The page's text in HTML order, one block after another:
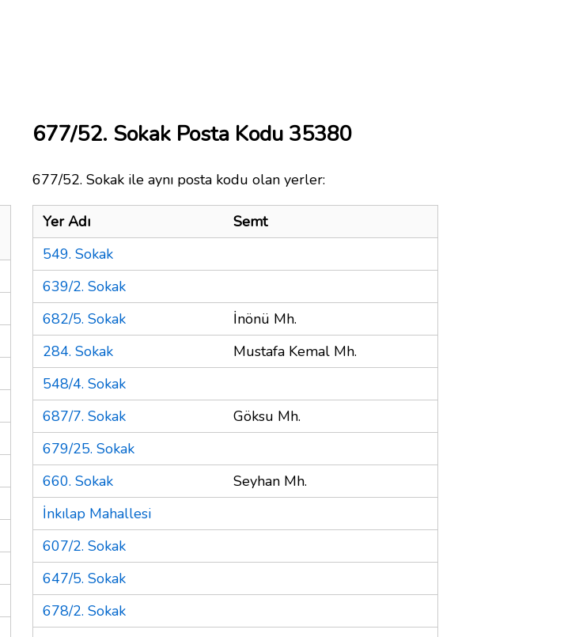
677/52. Sokak Posta Kodu 35380
677/52. Sokak ile aynı posta kodu olan yerler:
Yer Adı
Semt
549. Sokak
639/2. Sokak
682/5. Sokak
İnönü Mh.
284. Sokak
Mustafa Kemal Mh.
548/4. Sokak
687/7. Sokak
Göksu Mh.
679/25. Sokak
660. Sokak
Seyhan Mh.
İnkılap Mahallesi
607/2. Sokak
647/5. Sokak
678/2. Sokak